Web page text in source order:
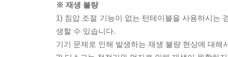
※ 재생 불량
1) 침압 조절 기능이 없는 턴테이블을 사용하시는
생할 수 있습니다.
기기 문제로 인해 발생하는 재생 불량 현상에 대